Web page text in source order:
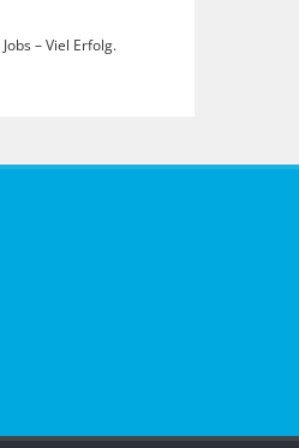
– Viel Erfolg.